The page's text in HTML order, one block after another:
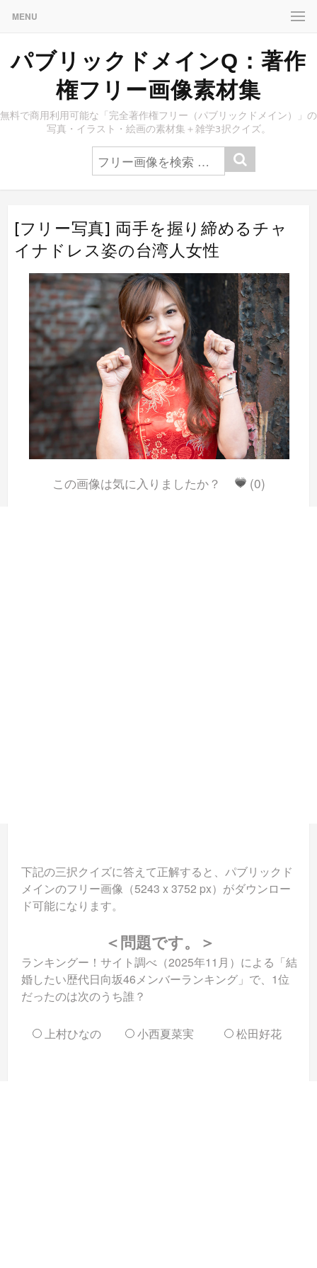
MENU
パブリックドメインQ：著作
権フリー画像素材集
無料で商用利用可能な「完全著作権フリー（パブリックドメイン）」の
写真・イラスト・絵画の素材集＋雑学3択クイズ。
[フリー写真] 両手を握り締めるチャ
イナドレス姿の台湾人女性
この画像は気に入りましたか？ (0)
下記の三択クイズに答えて正解すると、パブリックド
メインのフリー画像（5243 x 3752 px）がダウンロー
ド可能になります。
＜問題です。＞
ランキングー！サイト調べ（2025年11月）による「結
婚したい歴代日向坂46メンバーランキング」で、1位
だったのは次のうち誰？
上村ひなの 小西夏菜実 松田好花